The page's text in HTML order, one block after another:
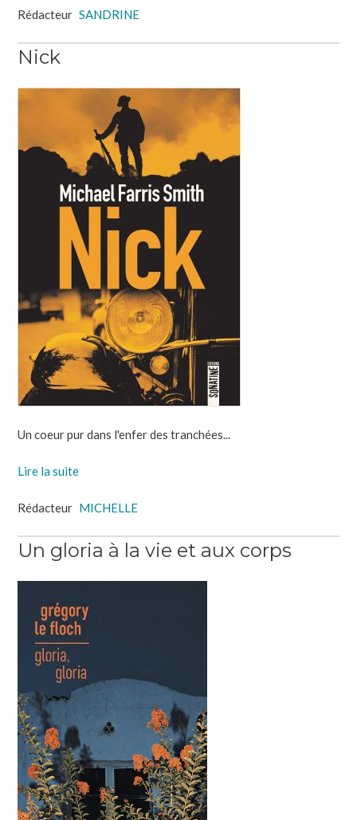
Rédacteur SANDRINE
Nick
Un coeur pur dans l'enfer des tranchées...
Lire la suite
Rédacteur MICHELLE
Un gloria à la vie et aux corps